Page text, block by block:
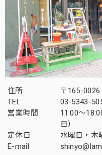
住所
〒165-
TEL
03-5343-
営業時間
11:00～
日）
定休日
水曜日・木
E-mail